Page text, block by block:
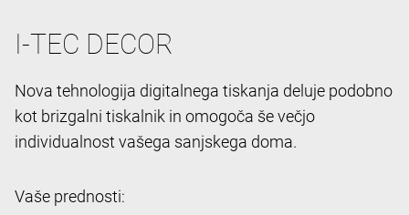
I-TEC DECOR
Nova tehnologija digitalnega tiskanja deluje podobno
kot brizgalni tiskalnik in omogoča še večjo
individualnost vašega sanjskega doma.
Vaše prednosti: